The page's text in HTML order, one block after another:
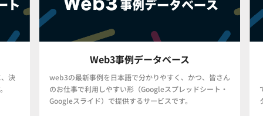
Web3事例データベース
web3の最新事例を日本語で分かりやすく、かつ、皆さん
のお仕事で利用しやすい形（Googleスプレッドシート・
Googleスライド）で提供するサービスです。